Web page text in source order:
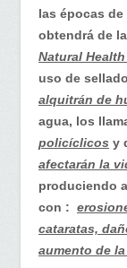
las épocas
obtendrá de
Natural
uso de
alquitrán de
agua, los
policíclicos y
afectarán la
produciendo
con :
cataratas,
aumento de